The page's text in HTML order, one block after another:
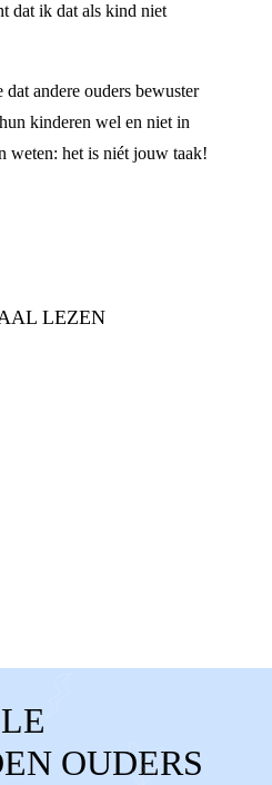
dat ik dat als kind niet
andere ouders bewuster
kinderen wel en niet in
weten: het is niét jouw taak!
LEZEN
KANT KIEZEN
BOODSCHAPPER
OUDERS